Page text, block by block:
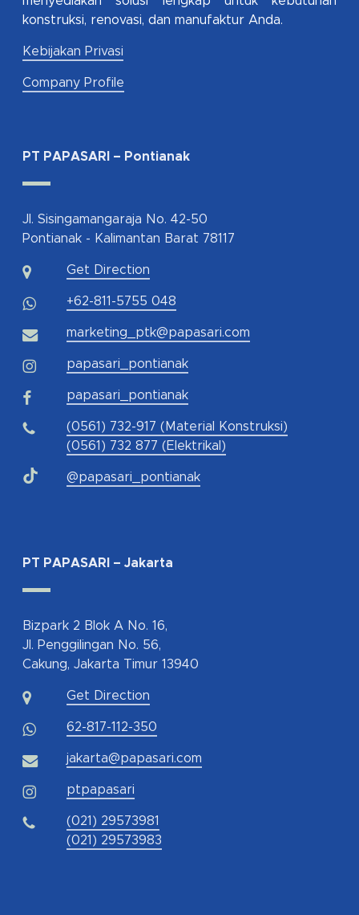
konstruksi, renovasi, dan manufaktur Anda.
Kebijakan Privasi
Company Profile
PT PAPASARI – Pontianak
Jl. Sisingamangaraja No. 42-50
Pontianak - Kalimantan Barat 78117
Get Direction
+62-811-5755 048
marketing_ptk@papasari.com
papasari_pontianak
papasari_pontianak
(0561) 732-917 (Material Konstruksi)
(0561) 732 877 (Elektrikal)
@papasari_pontianak
PT PAPASARI – Jakarta
Bizpark 2 Blok A No. 16,
Jl. Penggilingan No. 56,
Cakung, Jakarta Timur 13940
Get Direction
62-817-112-350
jakarta@papasari.com
ptpapasari
(021) 29573981
(021) 29573983